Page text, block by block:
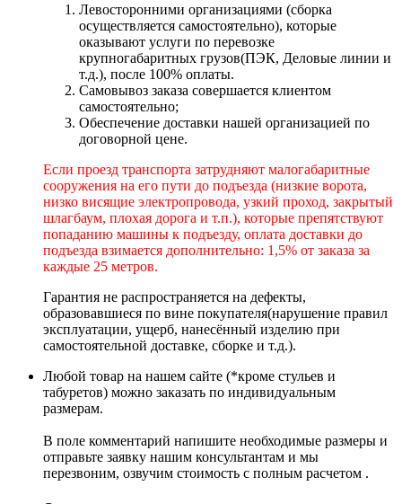
Левосторонними организациями (сборка
осуществляется самостоятельно), которые
оказывают услуги по перевозке
крупногабаритных грузов(ПЭК, Деловые линии и
т.д.), после 100% оплаты.
Самовывоз заказа совершается клиентом
самостоятельно;
Обеспечение доставки нашей организацией по
договорной цене.
Если проезд транспорта затрудняют малогабаритные
сооружения на его пути до подъезда (низкие ворота,
низко висящие электропровода, узкий проход, закрытый
шлагбаум, плохая дорога и т.п.), которые препятствуют
попаданию машины к подъезду, оплата доставки до
подъезда взимается дополнительно: 1,5% от заказа за
каждые 25 метров.
Гарантия не распространяется на дефекты,
образовавшиеся по вине покупателя(нарушение правил
эксплуатации, ущерб, нанесённый изделию при
самостоятельной доставке, сборке и т.д.).
Любой товар на нашем сайте (*кроме стульев и
табуретов) можно заказать по индивидуальным
размерам.
В поле комментарий напишите необходимые размеры и
отправьте заявку нашим консультантам и мы
перезвоним, озвучим стоимость с полным расчетом .